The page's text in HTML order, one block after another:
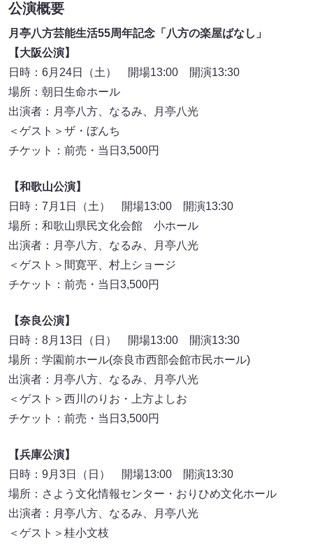
公演概要
月亭八方芸能生活55周年記念「八方の楽屋ばなし」
【大阪公演】
日時：6月24日（土） 開場13:00 開演13:30
場所：朝日生命ホール
出演者：月亭八方、なるみ、月亭八光
＜ゲスト＞ザ・ぼんち
チケット：前売・当日3,500円
【和歌山公演】
日時：7月1日（土） 開場13:00 開演13:30
場所：和歌山県民文化会館 小ホール
出演者：月亭八方、なるみ、月亭八光
＜ゲスト＞間寛平、村上ショージ
チケット：前売・当日3,500円
【奈良公演】
日時：8月13日（日） 開場13:00 開演13:30
場所：学園前ホール(奈良市西部会館市民ホール)
出演者：月亭八方、なるみ、月亭八光
＜ゲスト＞西川のりお・上方よしお
チケット：前売・当日3,500円
【兵庫公演】
日時：9月3日（日） 開場13:00 開演13:30
場所：さよう文化情報センター・おりひめ文化ホール
出演者：月亭八方、なるみ、月亭八光
＜ゲスト＞桂小文枝